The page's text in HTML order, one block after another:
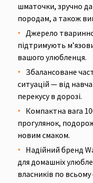
шматочки, зручно
породам, а також
Джерело
підтримують
вашого улюбленця.
Збалансоване
ситуацій — від
перекусу в дорозі.
Компактна вага
прогулянок,
новим смаком.
Надійний бренд
для домашніх
власників по всьому